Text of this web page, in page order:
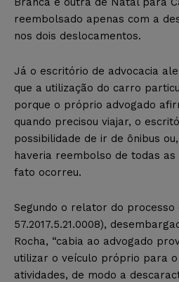
reembolsado apenas com a
nos dois deslocamentos.
Já o escritório de advocacia
que a utilização do carro
porque o próprio advogado
quando precisou viajar, o
possibilidade de ir de ônibus
haveria reembolso de todas as
fato ocorreu.
Segundo o relator do processo
57.2017.5.21.0008),
Rocha, “cabia ao advogado
utilizar o veículo próprio para o
atividades, de modo a